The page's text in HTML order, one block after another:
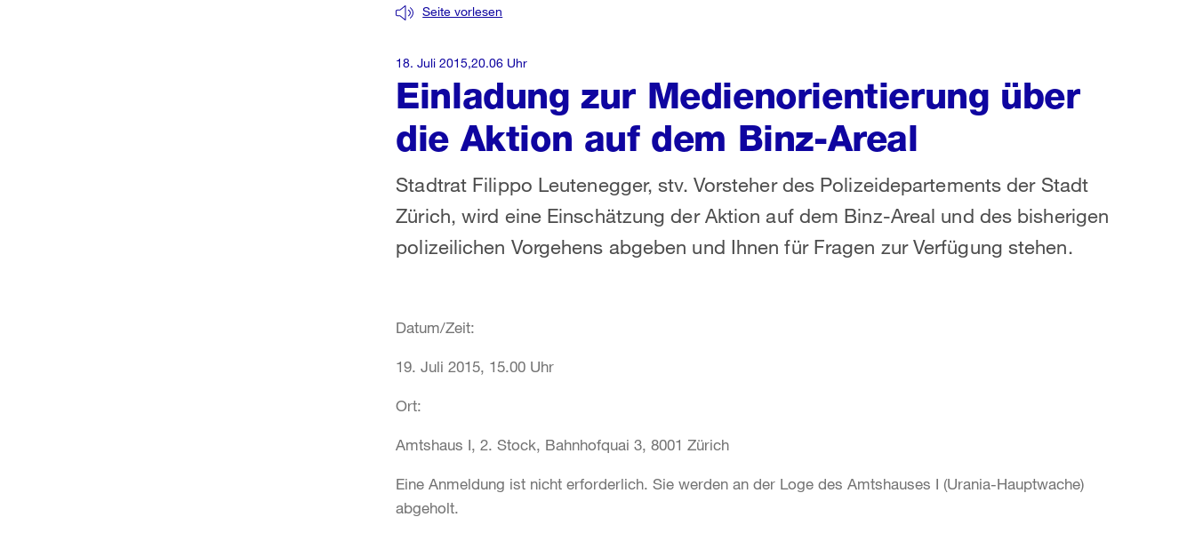
Einladung zur Medienorientierung über
die Aktion auf dem Binz-Areal
Seite vorlesen
Stadtrat Filippo Leutenegger, stv. Vorsteher des Polizeidepartements der Stadt
Zürich, wird eine Einschätzung der Aktion auf dem Binz-Areal und des bisherigen
polizeilichen Vorgehens abgeben und Ihnen für Fragen zur Verfügung stehen.
18. Juli 2015,20.06 Uhr
Datum/Zeit:
19. Juli 2015, 15.00 Uhr
Ort:
Amtshaus I, 2. Stock, Bahnhofquai 3, 8001 Zürich
Eine Anmeldung ist nicht erforderlich. Sie werden an der Loge des Amtshauses I (Urania-Hauptwache)
abgeholt.